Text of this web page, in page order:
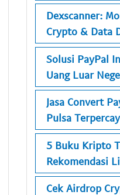
Dexscanner:
Crypto & Data
Solusi PayPal
Uang Luar
Jasa Convert
Pulsa
5 Buku Kripto
Rekomendasi
Cek Airdrop